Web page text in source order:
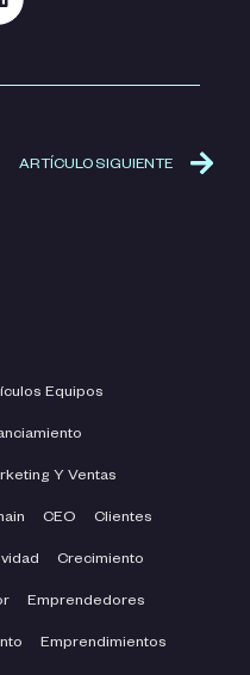
ARTÍCULO SIGUIENTE
Equipos
Y Ventas
CEO Clientes
Crecimiento
Emprendedores
Emprendimientos